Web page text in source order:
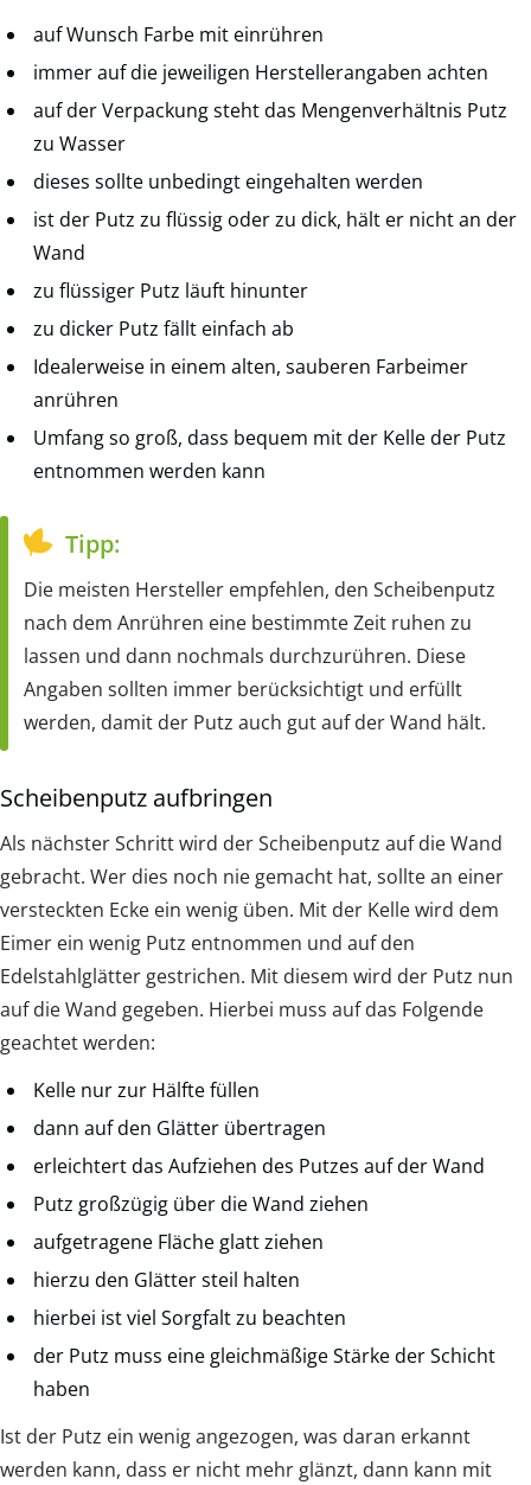
auf Wunsch Farbe mit einrühren
immer auf die jeweiligen Herstellerangaben achten
auf der Verpackung steht das Mengenverhältnis Putz
zu Wasser
dieses sollte unbedingt eingehalten werden
ist der Putz zu flüssig oder zu dick, hält er nicht an der
Wand
zu flüssiger Putz läuft hinunter
zu dicker Putz fällt einfach ab
Idealerweise in einem alten, sauberen Farbeimer
anrühren
Umfang so groß, dass bequem mit der Kelle der Putz
entnommen werden kann
Tipp:
Die meisten Hersteller empfehlen, den Scheibenputz
nach dem Anrühren eine bestimmte Zeit ruhen zu
lassen und dann nochmals durchzurühren. Diese
Angaben sollten immer berücksichtigt und erfüllt
werden, damit der Putz auch gut auf der Wand hält.
Scheibenputz aufbringen
Als nächster Schritt wird der Scheibenputz auf die Wand
gebracht. Wer dies noch nie gemacht hat, sollte an einer
versteckten Ecke ein wenig üben. Mit der Kelle wird dem
Eimer ein wenig Putz entnommen und auf den
Edelstahlglätter gestrichen. Mit diesem wird der Putz nun
auf die Wand gegeben. Hierbei muss auf das Folgende
geachtet werden:
Kelle nur zur Hälfte füllen
dann auf den Glätter übertragen
erleichtert das Aufziehen des Putzes auf der Wand
Putz großzügig über die Wand ziehen
aufgetragene Fläche glatt ziehen
hierzu den Glätter steil halten
hierbei ist viel Sorgfalt zu beachten
der Putz muss eine gleichmäßige Stärke der Schicht
haben
Ist der Putz ein wenig angezogen, was daran erkannt
werden kann, dass er nicht mehr glänzt, dann kann mit